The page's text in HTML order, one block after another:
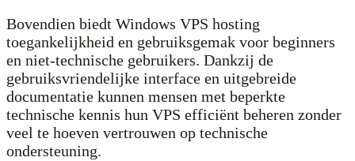
Bovendien biedt Windows VPS hosting
toegankelijkheid en gebruiksgemak voor beginners
en niet-technische gebruikers. Dankzij de
gebruiksvriendelijke interface en uitgebreide
documentatie kunnen mensen met beperkte
technische kennis hun VPS efficiënt beheren zonder
veel te hoeven vertrouwen op technische
ondersteuning.